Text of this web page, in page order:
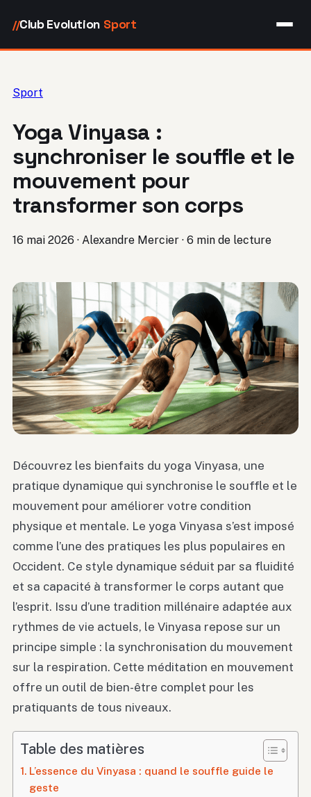
//Club Evolution Sport
Sport
Yoga Vinyasa :
synchroniser le souffle et le
mouvement pour
transformer son corps
16 mai 2026 · Alexandre Mercier · 6 min de lecture
Découvrez les bienfaits du yoga Vinyasa, une
pratique dynamique qui synchronise le souffle et le
mouvement pour améliorer votre condition
physique et mentale. Le yoga Vinyasa s’est imposé
comme l’une des pratiques les plus populaires en
Occident. Ce style dynamique séduit par sa fluidité
et sa capacité à transformer le corps autant que
l’esprit. Issu d’une tradition millénaire adaptée aux
rythmes de vie actuels, le Vinyasa repose sur un
principe simple : la synchronisation du mouvement
sur la respiration. Cette méditation en mouvement
offre un outil de bien-être complet pour les
pratiquants de tous niveaux.
Table des matières
L’essence du Vinyasa : quand le souffle guide le
geste